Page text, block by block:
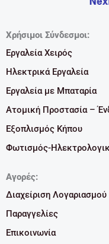
Χρήσιμοι Σύνδεσμοι:
Εργαλεία Χειρός
Ηλεκτρικά Εργαλεία
Εργαλεία με Μπαταρία
Ατομική Προστασία –
Εξοπλισμός Κήπου
Φωτισμός-
Αγορές:
Διαχείριση Λογαριασμού
Παραγγελίες
Επικοινωνία